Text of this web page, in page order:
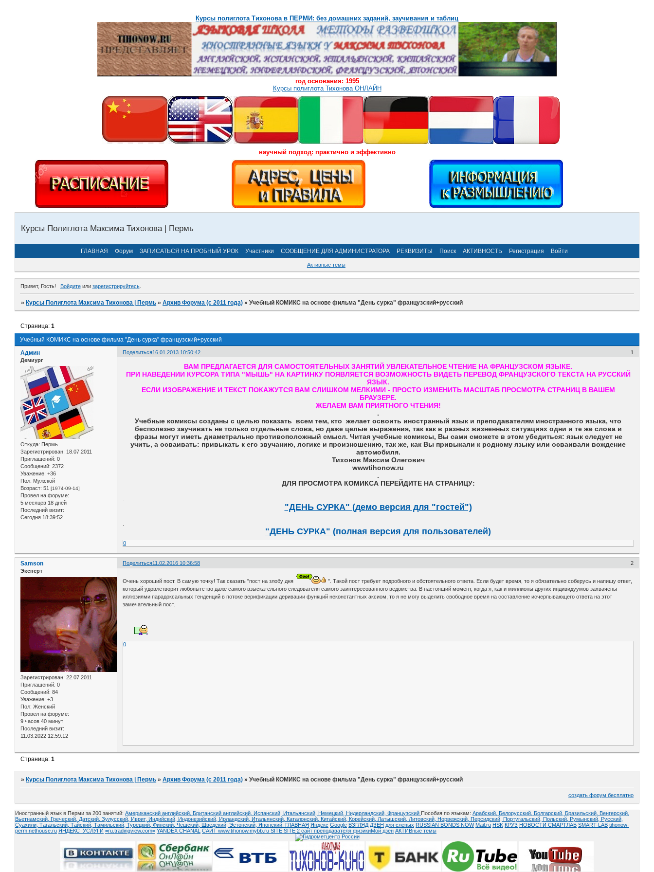
Курсы полиглота Тихонова в ПЕРМИ: без домашних заданий, заучивания и таблиц
год основания: 1995
Курсы полиглота Тихонова ОНЛАЙН
научный подход: практично и эффективно
Курсы Полиглота Максима Тихонова | Пермь
ГЛАВНАЯ Форум ЗАПИСАТЬСЯ НА ПРОБНЫЙ УРОК Участники СООБЩЕНИЕ ДЛЯ АДМИНИСТРАТОРА РЕКВИЗИТЫ Поиск АКТИВНОСТЬ Регистрация Войти
Активные темы
Привет, Гость! Войдитеили зарегистрируйтесь.
»Курсы Полиглота Максима Тихонова | Пермь »Архив Форума (с 2011 года) »Учебный КОМИКС на основе фильма "День сурка" французский+русский
Учебный КОМИКС на основе фильма "День сурка" французский+русский
Страница:1
Поделиться 1
16.01.2013 10:50:42
Админ
Демиург
Откуда: Пермь
Зарегистрирован: 18.07.2011
Приглашений: 0
Сообщений: 2372
Уважение: +36
Пол: Мужской
Возраст: 51 [1974-09-14]
Провел на форуме:
5 месяцев 18 дней
Последний визит:
Сегодня 18:39:52
ВАМ ПРЕДЛАГАЕТСЯ ДЛЯ САМОСТОЯТЕЛЬНЫХ ЗАНЯТИЙ УВЛЕКАТЕЛЬНОЕ ЧТЕНИЕ НА ФРАНЦУЗСКОМ ЯЗЫКЕ.
ПРИ НАВЕДЕНИИ КУРСОРА ТИПА "МЫШЬ" НА КАРТИНКУ ПОЯВЛЯЕТСЯ ВОЗМОЖНОСТЬ ВИДЕТЬ ПЕРЕВОД ФРАНЦУЗСКОГО ТЕКСТА НА РУССКИЙ
ЯЗЫК.
ЕСЛИ ИЗОБРАЖЕНИЕ И ТЕКСТ ПОКАЖУТСЯ ВАМ СЛИШКОМ МЕЛКИМИ - ПРОСТО ИЗМЕНИТЬ МАСШТАБ ПРОСМОТРА СТРАНИЦ В ВАШЕМ
БРАУЗЕРЕ.
ЖЕЛАЕМ ВАМ ПРИЯТНОГО ЧТЕНИЯ!
.
Учебные комиксы созданы с целью показать всем тем, кто желает освоить иностранный язык и преподавателям иностранного языка, что
бесполезно заучивать не только отдельные слова, но даже целые выражения, так как в разных жизненных ситуациях одни и те же слова и
фразы могут иметь диаметрально противоположный смысл. Читая учебные комиксы, Вы сами сможете в этом убедиться: язык следует не
учить, а осваивать: привыкать к его звучанию, логике и произношению, так же, как Вы привыкали к родному языку или осваивали вождение
автомобиля.
Тихонов Максим Олегович
wwwtihonow.ru
.
ДЛЯ ПРОСМОТРА КОМИКСА ПЕРЕЙДИТЕ НА СТРАНИЦУ:
"ДЕНЬ СУРКА" (демо версия для "гостей")
"ДЕНЬ СУРКА" (полная версия для пользователей)
0
Поделиться 2
11.02.2016 10:36:58
Samson
Эксперт
Зарегистрирован: 22.07.2011
Приглашений: 0
Сообщений: 84
Уважение: +3
Пол: Женский
Провел на форуме:
9 часов 40 минут
Последний визит:
11.03.2022 12:59:12
Очень хороший пост. В самую точку! Так сказать "пост на злобу дня
". Такой пост требует подробного и обстоятельного ответа. Если будет время, то я обязательно соберусь и напишу ответ,
который удовлетворит любопытство даже самого взыскательного следователя самого заинтересованного ведомства. В настоящий момент, когда я, как и миллионы других индивидуумов захвачены
иллюзиями парадоксальных тенденций в потоке верификации деривации функций неконстантных аксиом, то я не могу выделить свободное время на составление исчерпывающего ответа на этот
замечательный пост.
0
Страница:1
» Курсы Полиглота Максима Тихонова | Пермь »Архив Форума (с 2011 года) »Учебный КОМИКС на основе фильма "День сурка" французский+русский
создать форум бесплатно
Иностранный язык в Перми за 200 занятий: Американский английский, Британский английский, Испанский, Итальянский, Немецкий, Нидерландский, Французский Пособия по языкам: Арабский, Белорусский, Болгарский, Бразильский, Венгерский,
Вьетнамский, Греческий, Датский, Зулусский, Иврит, Индийский, Индонезийский, Ирландский, Итальянский, Каталонский, Китайский, Корейский, Латышский, Литовский, Норвежский, Персидский, Португальский, Польский, Румынский, Русский,
Суахили, Тагальский, Тайский, Тамильский, Турецкий, Финский, Чешский, Шведский, Эстонский, Японский. ГЛАВНАЯ Яндекс Google ВЗГЛЯД ДЗЕН для слепых RUSSIAN BONDS NOW Mail.ru HSK КРУЗ НОВОСТИ СМАРТЛАБ SMART-LAB tihonow-
perm.nethouse.ru ЯНДЕКС_УСЛУГИ =ru.tradingview.com= YANDEX CHANAL САЙТ www.tihonow.mybb.ru SITE SITE 2 сайт преподавателя физикиМой дзен АКТИВные темы